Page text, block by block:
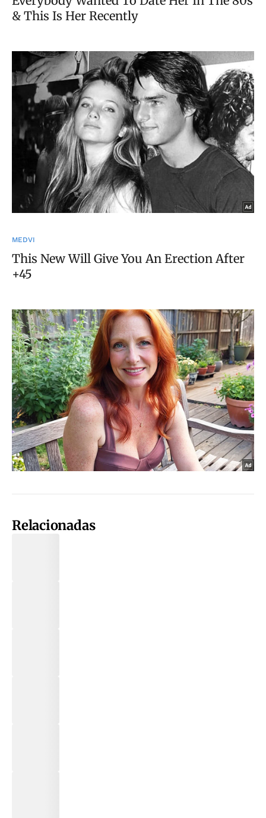
Relacionadas